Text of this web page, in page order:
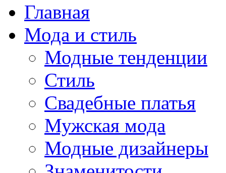
Главная
Мода и стиль
Модные тенденции
Стиль
Свадебные платья
Мужская мода
Модные дизайнеры